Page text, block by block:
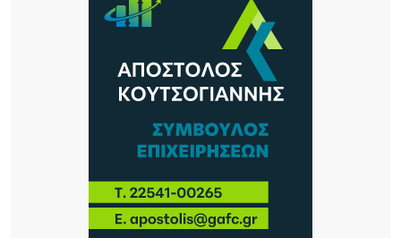
Σωματεία Β. Αιγαίου
6 ΏΡΕΣ ΠΡΙΝ
Πολιτιστικός Σύλλογος Νέας Κούταλης
«Νόστος»: Αναβίωση της παραδοσιακής
Πέμπτη 13 Αυγούστου, 19:30 .
6 ΏΡΕΣ ΠΡΙΝ
Ο Σύλλογος Φίλων της Παλιάς Μητρόπολης για
την ακύρωση εκτέλεση του έργου «Συντήρηση –